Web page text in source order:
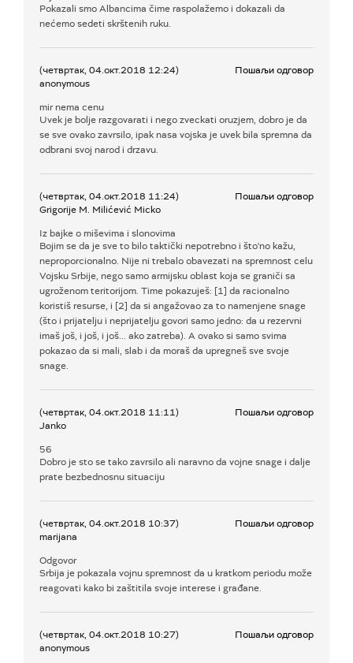
Pokazali smo Albancima čime raspolažemo i dokazali da
nećemo sedeti skrštenih ruku.
(четвртак, 04.окт.2018 12:24)
anonymous
Пошаљи одговор
mir nema cenu
Uvek je bolje razgovarati i nego zveckati oruzjem, dobro je da
se sve ovako zavrsilo, ipak nasa vojska je uvek bila spremna da
odbrani svoj narod i drzavu.
(четвртак, 04.окт.2018 11:24)
Grigorije M. Milićević Micko
Пошаљи одговор
Iz bajke o miševima i slonovima
Bojim se da je sve to bilo taktički nepotrebno i što'no kažu,
neproporcionalno. Nije ni trebalo obavezati na spremnost celu
Vojsku Srbije, nego samo armijsku oblast koja se graniči sa
ugroženom teritorijom. Time pokazuješ: [1] da racionalno
koristiš resurse, i [2] da si angažovao za to namenjene snage
(što i prijatelju i neprijatelju govori samo jedno: da u rezervni
imaš još, i još, i još... ako zatreba). A ovako si samo svima
pokazao da si mali, slab i da moraš da upregneš sve svoje
snage.
(четвртак, 04.окт.2018 11:11)
Janko
Пошаљи одговор
56
Dobro je sto se tako zavrsilo ali naravno da vojne snage i dalje
prate bezbednosnu situaciju
(четвртак, 04.окт.2018 10:37)
marijana
Пошаљи одговор
Odgovor
Srbija je pokazala vojnu spremnost da u kratkom periodu može
reagovati kako bi zaštitila svoje interese i građane.
(четвртак, 04.окт.2018 10:27)
anonymous
Пошаљи одговор